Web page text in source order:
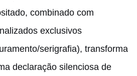
combinado com
exclusivos
serigrafia), transforma
declaração silenciosa de